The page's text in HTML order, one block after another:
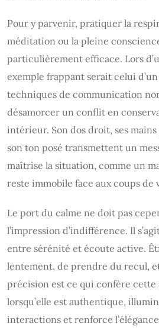
Pour y parvenir, pratiquer la
méditation ou la pleine
particulièrement efficace. Lors
exemple frappant serait celui
techniques de communication
désamorcer un conflit en
intérieur. Son dos droit, ses
son ton posé transmettent un
maîtrise la situation, comme un
reste immobile face aux coups de
Le port du calme ne doit pas
l’impression d’indifférence. Il
entre sérénité et écoute active.
lentement, de prendre du recul,
précision est ce qui confère cette
lorsqu’elle est authentique,
interactions et renforce